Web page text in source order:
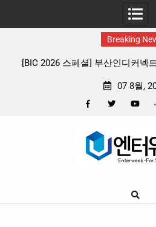
Breaking
페스티벌 출품 인디 리듬
판타지 케
07 8월,